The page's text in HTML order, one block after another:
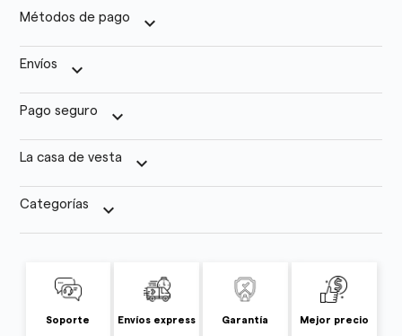
Métodos de pago keyboard_arrow_down
Envíos keyboard_arrow_down
Pago seguro keyboard_arrow_down
La casa de vesta keyboard_arrow_down
Categorías keyboard_arrow_down
Soporte Envíos express Garantía Mejor precio